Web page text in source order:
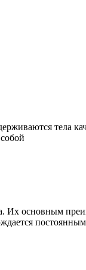
тела
Их основным